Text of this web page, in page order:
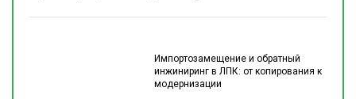
Импортозамещение и обратный
инжиниринг в ЛПК: от копирования к
модернизации